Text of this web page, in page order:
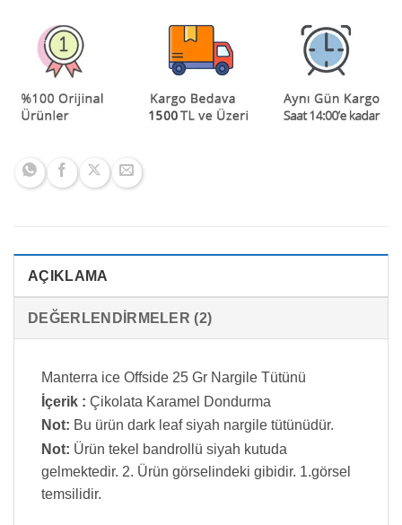
AÇIKLAMA
DEĞERLENDIRMELER (2)
Manterra ice Offside 25 Gr Nargile Tütünü
İçerik : Çikolata Karamel Dondurma
Not: Bu ürün dark leaf siyah nargile tütünüdür.
Not: Ürün tekel bandrollü siyah kutuda
gelmektedir. 2. Ürün görselindeki gibidir. 1.görsel
temsilidir.